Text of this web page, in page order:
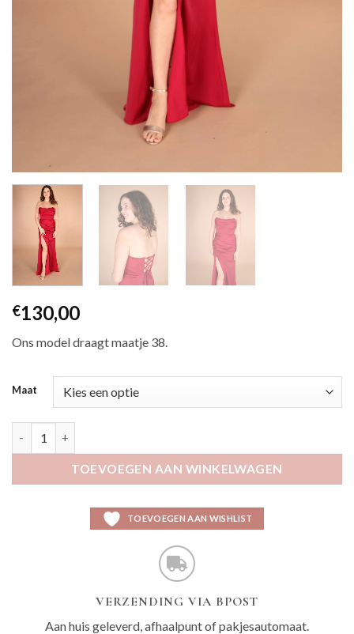
€130,00
Ons model draagt maatje 38.
Maat
TOEVOEGEN AAN WINKELWAGEN
TOEVOEGEN AAN WISHLIST
VERZENDING VIA BPOST
Aan huis geleverd, afhaalpunt of pakjesautomaat.